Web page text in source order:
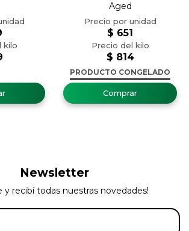
Aged
$ 814
$ 651
PRODUCTO CONGELADO
Newsletter
y recibí todas nuestras novedades!